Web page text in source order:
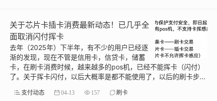
关于芯片卡插卡消费最新动态！已几乎全
面取消闪付挥卡
去年（2025年）下半年，有不少的用户已经逐
渐的发现，现在不管是信用卡，信贷卡，储蓄
卡，在刷卡消费时候，越来越多的pos机，已经不能挥卡（闪付）
了。关于挥卡闪付，以后大概率是都不能使用了，以后的刷卡步...
支付动态 04-13 157 刷卡